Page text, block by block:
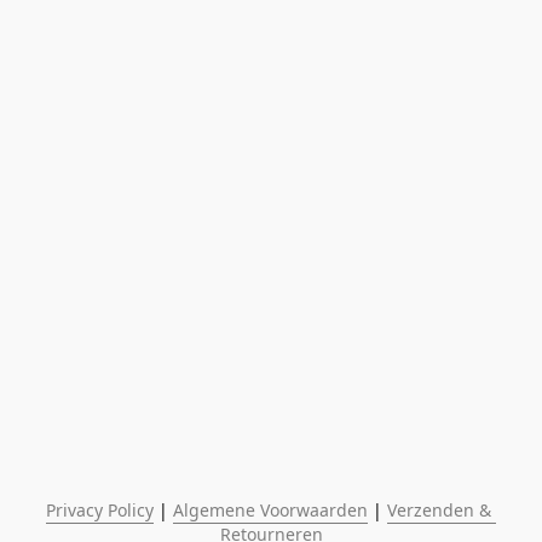
Privacy Policy | Algemene Voorwaarden | Verzenden &
Retourneren